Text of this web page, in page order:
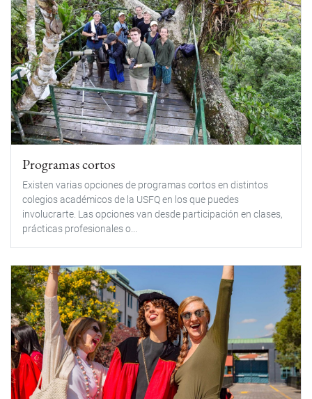
Programas cortos
Existen varias opciones de programas cortos en distintos
colegios académicos de la USFQ en los que puedes
involucrarte. Las opciones van desde participación en clases,
prácticas profesionales o...